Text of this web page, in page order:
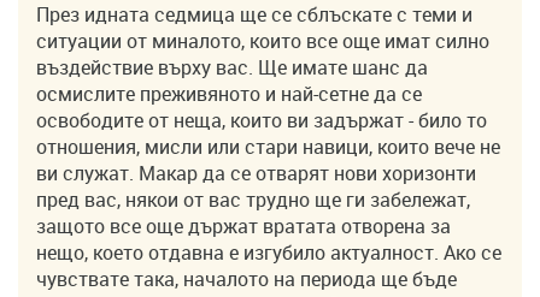
През идната седмица ще се сблъскате с теми и
ситуации от миналото, които все още имат силно
въздействие върху вас. Ще имате шанс да
осмислите преживяното и най-сетне да се
освободите от неща, които ви задържат - било то
отношения, мисли или стари навици, които вече не
ви служат. Макар да се отварят нови хоризонти
пред вас, някои от вас трудно ще ги забележат,
защото все още държат вратата отворена за
нещо, което отдавна е изгубило актуалност. Ако се
чувствате така, началото на периода ще бъде